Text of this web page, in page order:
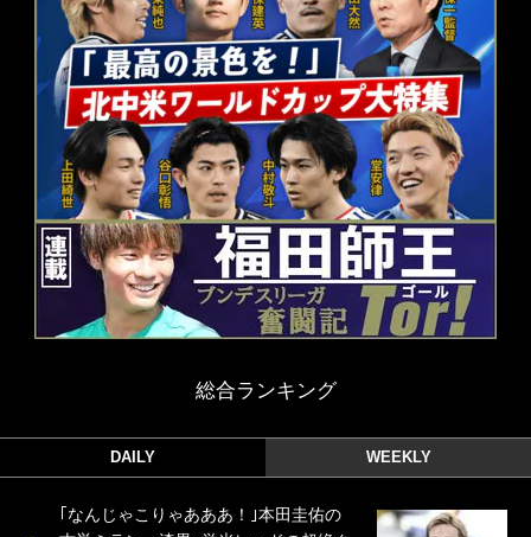
総合ランキング
DAILY WEEKLY
｢なんじゃこりゃあああ！｣本田圭佑の